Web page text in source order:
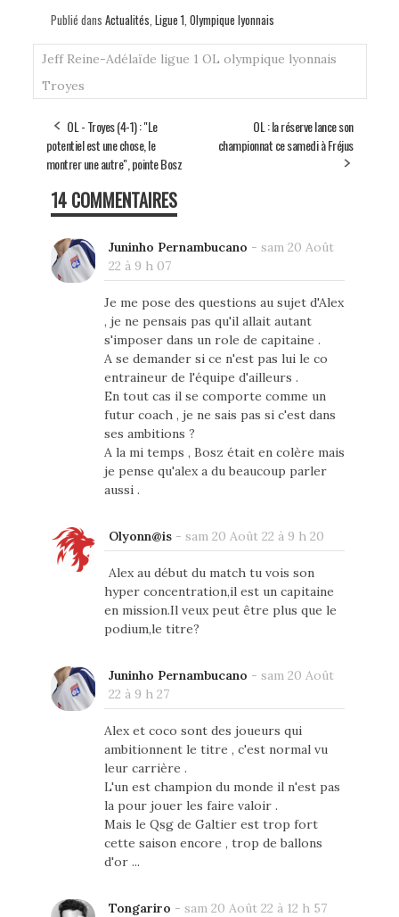
Publié dans Actualités Ligue 1 Olympique lyonnais
Jeff Reine-Adélaïde ligue 1 OL olympique lyonnais
Troyes
OL - Troyes (4-1) : "Le
potentiel est une chose, le
montrer une autre", pointe Bosz
OL : la réserve lance son
championnat ce samedi à Fréjus
14 COMMENTAIRES
Juninho Pernambucano - sam 20 Août
22 à 9 h 07
Je me pose des questions au sujet d'Alex
, je ne pensais pas qu'il allait autant
s'imposer dans un role de capitaine .
A se demander si ce n'est pas lui le co
entraineur de l'équipe d'ailleurs .
En tout cas il se comporte comme un
futur coach , je ne sais pas si c'est dans
ses ambitions ?
A la mi temps , Bosz était en colère mais
je pense qu'alex a du beaucoup parler
aussi .
Olyonn@is- sam 20 Août 22 à 9 h 20
Alex au début du match tu vois son
hyper concentration,il est un capitaine
en mission.Il veux peut être plus que le
podium,le titre?
Juninho Pernambucano - sam 20 Août
22 à 9 h 27
Alex et coco sont des joueurs qui
ambitionnent le titre , c'est normal vu
leur carrière .
L'un est champion du monde il n'est pas
la pour jouer les faire valoir .
Mais le Qsg de Galtier est trop fort
cette saison encore , trop de ballons
d'or ...
Tongariro - sam 20 Août 22 à 12 h 57